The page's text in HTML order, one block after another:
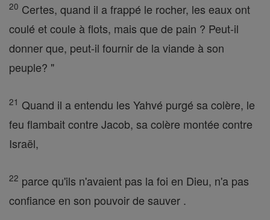
20 Certes, quand il a frappé le rocher, les eaux ont
coulé et coule à flots, mais que de pain ? Peut-il
donner que, peut-il fournir de la viande à son
peuple? "
21 Quand il a entendu les Yahvé purgé sa colère, le
feu flambait contre Jacob, sa colère montée contre
Israël,
22 parce qu'ils n'avaient pas la foi en Dieu, n'a pas
confiance en son pouvoir de sauver .